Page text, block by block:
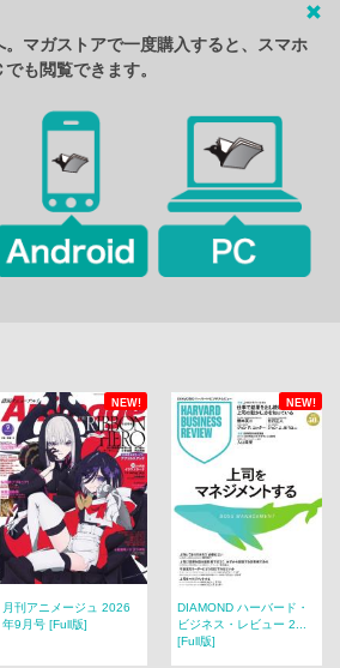
マガストアで一度購入すると、スマホ
も閲覧できます。
NEW! NEW!
月刊アニメージュ 2026
年9月号 [Full版]
DIAMOND ハーバード・
ビジネス・レビュー 2...
[Full版]